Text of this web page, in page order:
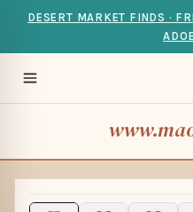
DESERT MARKET FINDS ·